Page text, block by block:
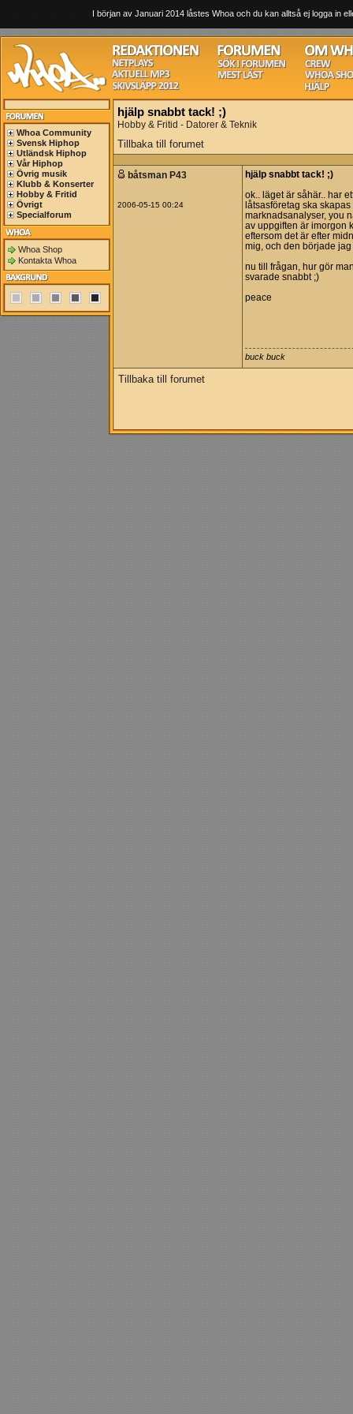
I början av Januari 2014 låstes Whoa och du kan alltså ej logga in
Whoa Community
Svensk Hiphop
Utländsk Hiphop
Vår Hiphop
Övrig musik
Klubb & Konserter
Hobby & Fritid
Övrigt
Specialforum
Whoa Shop
Kontakta Whoa
hjälp snabbt tack! ;)
Hobby & Fritid - Datorer & Teknik
Tillbaka till forumet
båtsman P43
2006-05-15 00:24
hjälp snabbt tack! ;)
ok.. läget är såhär.. har
låtsasföretag ska
marknadsanalyser, you
av uppgiften är imorgon
eftersom det är efter
mig, och den började
nu till frågan, hur gör
svarade snabbt ;)
peace
buck buck
Tillbaka till forumet